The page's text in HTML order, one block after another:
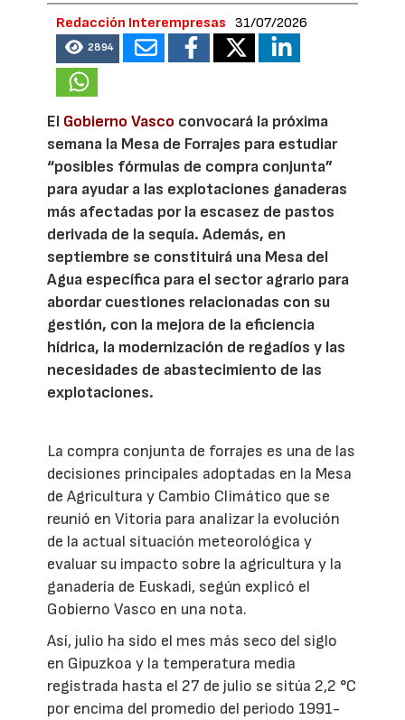
Redacción Interempresas 31/07/2026
2894
El Gobierno Vasco convocará la próxima
semana la Mesa de Forrajes para estudiar
“posibles fórmulas de compra conjunta”
para ayudar a las explotaciones ganaderas
más afectadas por la escasez de pastos
derivada de la sequía. Además, en
septiembre se constituirá una Mesa del
Agua específica para el sector agrario para
abordar cuestiones relacionadas con su
gestión, con la mejora de la eficiencia
hídrica, la modernización de regadíos y las
necesidades de abastecimiento de las
explotaciones.
La compra conjunta de forrajes es una de las
decisiones principales adoptadas en la Mesa
de Agricultura y Cambio Climático que se
reunió en Vitoria para analizar la evolución
de la actual situación meteorológica y
evaluar su impacto sobre la agricultura y la
ganadería de Euskadi, según explicó el
Gobierno Vasco en una nota.
Así, julio ha sido el mes más seco del siglo
en Gipuzkoa y la temperatura media
registrada hasta el 27 de julio se sitúa 2,2 °C
por encima del promedio del periodo 1991-